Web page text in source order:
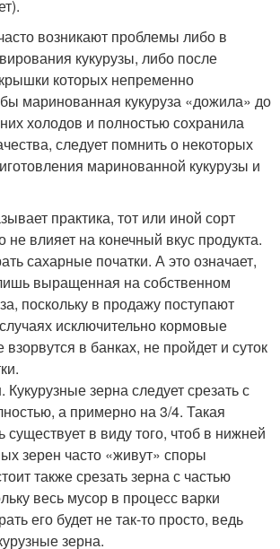
возникают проблемы либо в
кукурузы, либо после
которых непременно
маринованная кукуруза «дожила» до
холодов и полностью сохранила
следует помнить о некоторых
маринованной кукурузы и
практика, тот или иной сорт
не влияет на конечный вкус продукта.
сахарные початки. А это означает,
выращенная на собственном
поскольку в продажу поступают
исключительно кормовые
взорвутся в банках, не пройдет и суток
Кукурузные зерна следует срезать с
а примерно на 3/4. Такая
существует в виду того, чтоб в нижней
зерен часто «живут» споры
также срезать зерна с частью
весь мусор в процесс варки
его будет не так-то просто, ведь
зерна.